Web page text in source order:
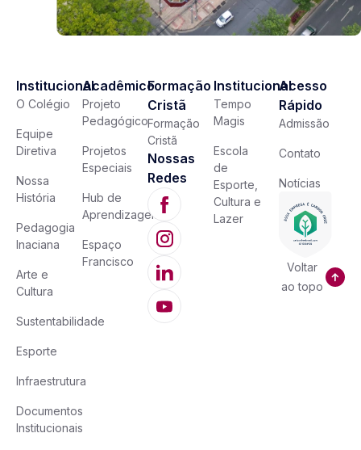
Institucional
O Colégio
Equipe
Diretiva
Nossa
História
Pedagogia
Inaciana
Arte e
Cultura
Sustentabilidade
Esporte
Infraestrutura
Documentos
Institucionais
Acadêmico
Projeto
Pedagógico
Projetos
Especiais
Hub de
Aprendizagem
Espaço
Francisco
Formação
Cristã
Formação
Cristã
Nossas
Redes
Institucional
Tempo
Magis
Escola
de
Esporte,
Cultura e
Lazer
Acesso
Rápido
Admissão
Contato
Notícias
Voltar
ao topo